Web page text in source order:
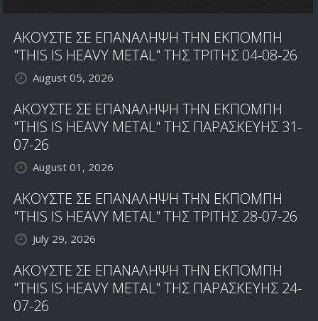
ΑΚΟΥΣΤΕ ΣΕ ΕΠΑΝΑΛΗΨΗ ΤΗΝ ΕΚΠΟΜΠΗ
"THIS IS HEAVY METAL" ΤΗΣ ΤΡΙΤΗΣ 04-08-26
August 05, 2026
ΑΚΟΥΣΤΕ ΣΕ ΕΠΑΝΑΛΗΨΗ ΤΗΝ ΕΚΠΟΜΠΗ
"THIS IS HEAVY METAL" ΤΗΣ ΠΑΡΑΣΚΕΥΗΣ 31-
07-26
August 01, 2026
ΑΚΟΥΣΤΕ ΣΕ ΕΠΑΝΑΛΗΨΗ ΤΗΝ ΕΚΠΟΜΠΗ
"THIS IS HEAVY METAL" ΤΗΣ ΤΡΙΤΗΣ 28-07-26
July 29, 2026
ΑΚΟΥΣΤΕ ΣΕ ΕΠΑΝΑΛΗΨΗ ΤΗΝ ΕΚΠΟΜΠΗ
"THIS IS HEAVY METAL" ΤΗΣ ΠΑΡΑΣΚΕΥΗΣ 24-
07-26